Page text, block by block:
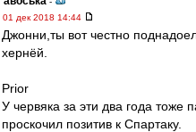
01 дек 2018 14:44
Джонни,ты вот честно
хернёй.
Prior
У червяка за эти два года тоже
проскочил позитив к Спартаку.